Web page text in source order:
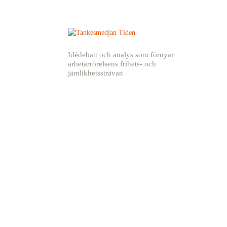
Idédebatt och analys som förnyar
arbetarrörelsens frihets- och
jämlikhetssträvan